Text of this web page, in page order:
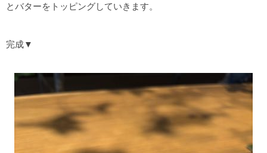
とバターをトッピングしていきます。
完成▼